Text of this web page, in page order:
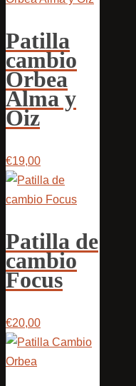
Patilla
cambio
Orbea
Alma y
Oiz
€19,00
Patilla de
cambio
Focus
€20,00